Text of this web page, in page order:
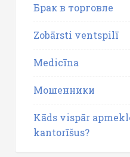
Брак в торговле
Zobārsti ventspilī
Medicīna
Мошенники
Kāds vispār
kantorīšus?